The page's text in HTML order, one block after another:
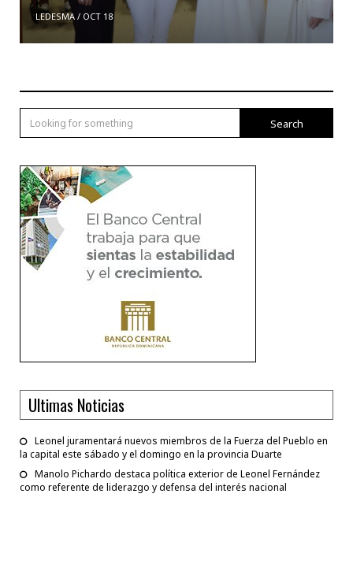
LEDESMA/ OCT 18
Search
Ultimas Noticias
Leonel juramentará nuevos miembros de la Fuerza del Pueblo en
la capital este sábado y el domingo en la provincia Duarte
Manolo Pichardo destaca política exterior de Leonel Fernández
como referente de liderazgo y defensa del interés nacional